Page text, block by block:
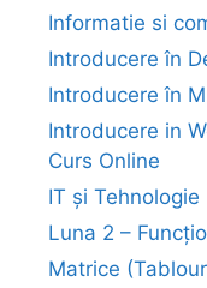
Informatie si
Introducere în
Introducere în
Introducere in
Curs Online
IT și Tehnologie
Luna 2 –
Matrice